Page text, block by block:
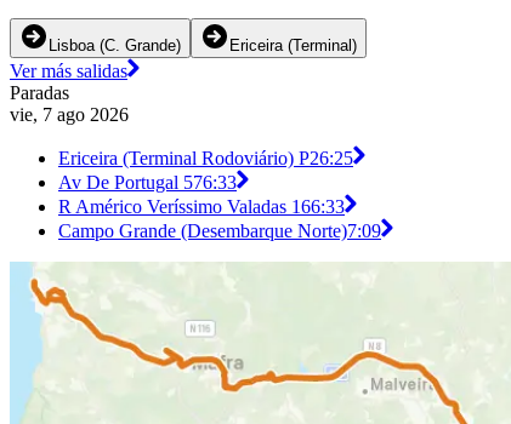
Lisboa (C. Grande) Ericeira (Terminal)
Ver más salidas
Paradas
vie, 7 ago 2026
Ericeira (Terminal Rodoviário) P26:25
Av De Portugal 576:33
R Américo Veríssimo Valadas 166:33
Campo Grande (Desembarque Norte)7:09